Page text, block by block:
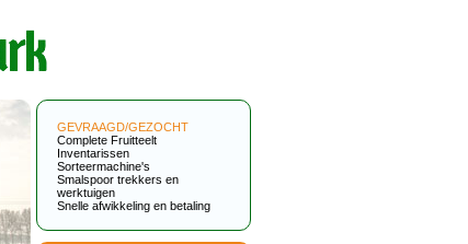
GEVRAAGD/GEZOCHT
Complete Fruitteelt
Inventarissen
Sorteermachine's
Smalspoor trekkers en
werktuigen
Snelle afwikkeling en betaling